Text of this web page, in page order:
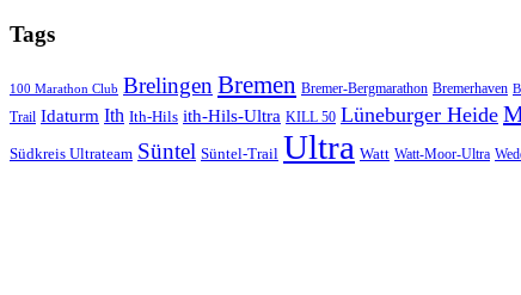
Tags
100 Marathon Club BrelingenBremen Bremer-Bergmarathon Bremerhaven
Trail Idaturm Ith Ith-Hils ith-Hils-Ultra KILL 50 Lüneburger Heide
Südkreis Ultrateam Süntel Süntel-Trail Ultra Watt Watt-Moor-Ultra